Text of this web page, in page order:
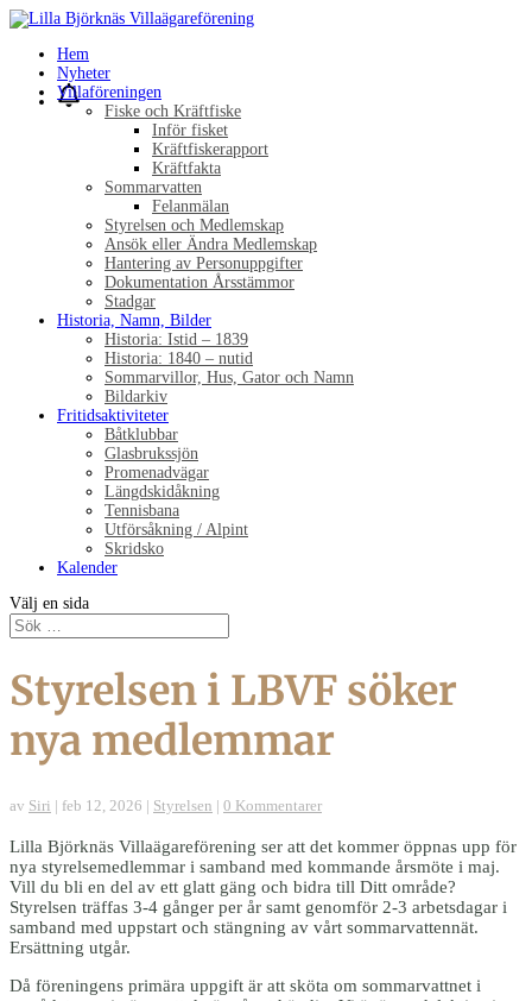
Hem
Nyheter
Villaföreningen
Fiske och Kräftfiske
Inför fisket
Kräftfiskerapport
Kräftfakta
Sommarvatten
Felanmälan
Styrelsen och Medlemskap
Ansök eller Ändra Medlemskap
Hantering av Personuppgifter
Dokumentation Årsstämmor
Stadgar
Historia, Namn, Bilder
Historia: Istid – 1839
Historia: 1840 – nutid
Sommarvillor, Hus, Gator och Namn
Bildarkiv
Fritidsaktiviteter
Båtklubbar
Glasbrukssjön
Promenadvägar
Längdskidåkning
Tennisbana
Utförsåkning / Alpint
Skridsko
Kalender
Välj en sida
Styrelsen i LBVF söker
nya medlemmar
av Siri | feb 12, 2026 | Styrelsen | 0 Kommentarer
Lilla Björknäs Villaägareförening ser att det kommer öppnas upp för
nya styrelsemedlemmar i samband med kommande årsmöte i maj.
Vill du bli en del av ett glatt gäng och bidra till Ditt område?
Styrelsen träffas 3-4 gånger per år samt genomför 2-3 arbetsdagar i
samband med uppstart och stängning av vårt sommarvattennät.
Ersättning utgår.
Då föreningens primära uppgift är att sköta om sommarvattnet i